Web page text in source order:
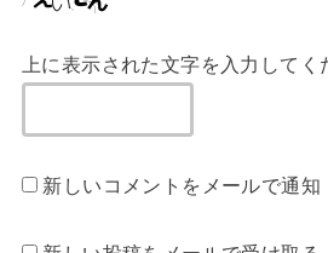
上に表示された文字を入力してく
新しいコメントをメールで通知